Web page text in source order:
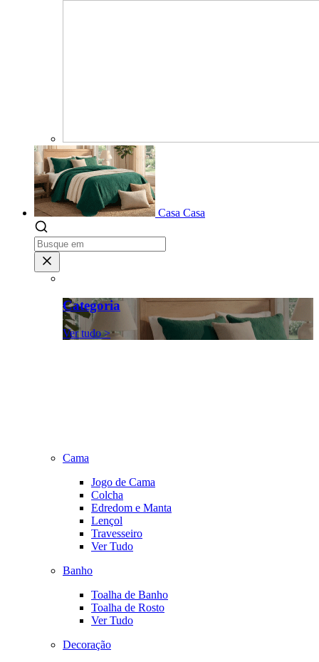
Casa Casa
Categoria
Ver tudo >
Cama
Jogo de Cama
Colcha
Edredom e Manta
Lençol
Travesseiro
Ver Tudo
Banho
Toalha de Banho
Toalha de Rosto
Ver Tudo
Decoração